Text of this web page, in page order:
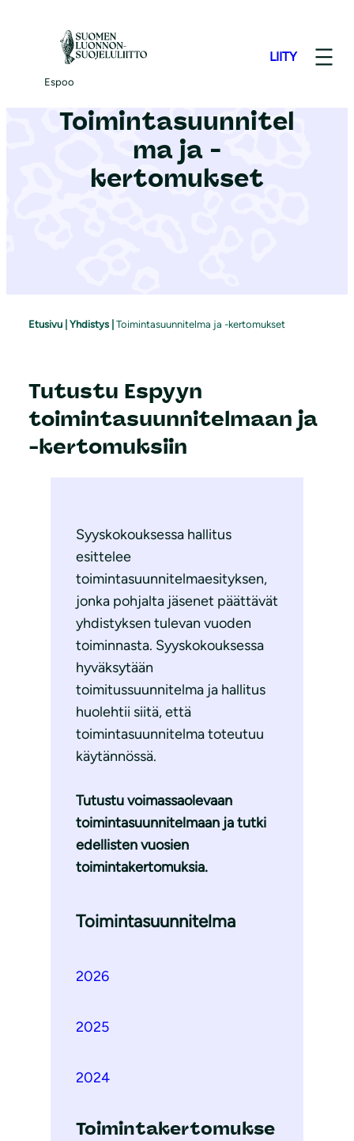
Espoo
LIITY
Toimintasuunnitel
ma ja -
kertomukset
Etusivu Yhdistys Toimintasuunnitelma ja -kertomukset
Tutustu Espyyn
toimintasuunnitelmaan ja
-kertomuksiin
Syyskokouksessa hallitus
esittelee
toimintasuunnitelmaesityksen,
jonka pohjalta jäsenet päättävät
yhdistyksen tulevan vuoden
toiminnasta. Syyskokouksessa
hyväksytään
toimitussuunnitelma ja hallitus
huolehtii siitä, että
toimintasuunnitelma toteutuu
käytännössä.
Tutustu voimassaolevaan
toimintasuunnitelmaan ja tutki
edellisten vuosien
toimintakertomuksia.
Toimintasuunnitelma
2026
2025
2024
Toimintakertomukse